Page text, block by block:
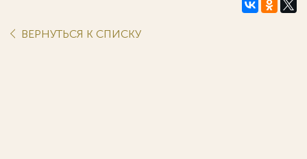
ВЕРНУТЬСЯ К СПИСКУ